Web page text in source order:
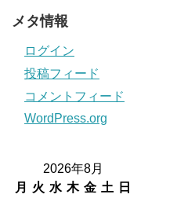
メタ情報
ログイン
投稿フィード
コメントフィード
WordPress.org
2026年8月
月
火 水 木 金 土
日